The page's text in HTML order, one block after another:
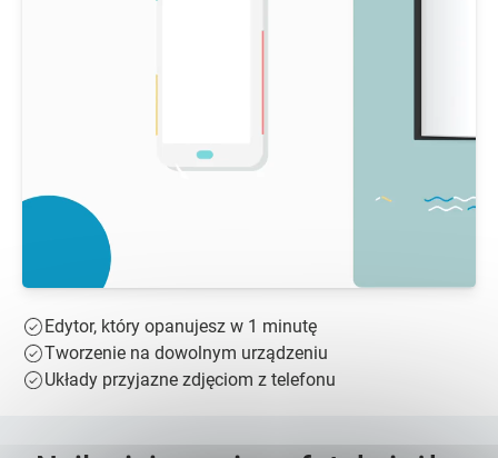
Edytor, który opanujesz w 1 minutę
Tworzenie na dowolnym urządzeniu
Układy przyjazne zdjęciom z telefonu